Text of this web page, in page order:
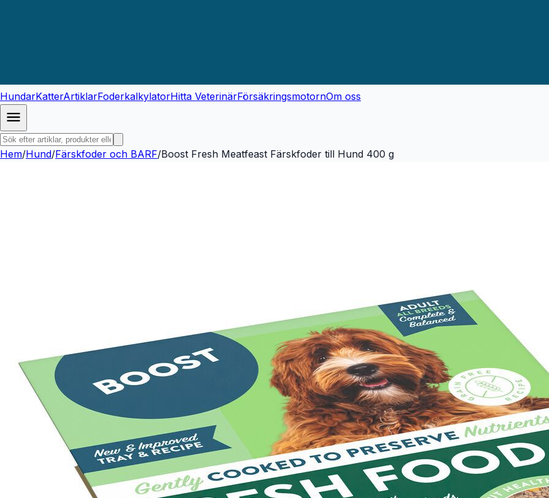
HundarKatterArtiklarFoderkalkylatorHitta VeterinärFörsäkringsmotornOm oss
Hem/Hund/Färskfoder och BARF/Boost Fresh Meatfeast Färskfoder till Hund 400 g